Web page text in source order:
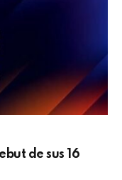
de sus 16